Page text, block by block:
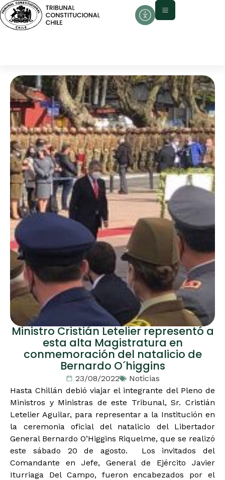
Ministro Cristián Letelier representó a
esta alta Magistratura en
conmemoración del natalicio de
Bernardo O´higgins
23/08/2022
Noticias
Hasta Chillán debió viajar el integrante del Pleno de
Ministros y Ministras de este Tribunal, Sr. Cristián
Letelier Aguilar, para representar a la Institución en
la ceremonia oficial del natalicio del Libertador
General Bernardo O’Higgins Riquelme, que se realizó
este sábado 20 de agosto. Los invitados del
Comandante en Jefe, General de Ejército Javier
Iturriaga Del Campo, fueron encabezados por el